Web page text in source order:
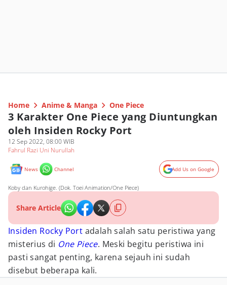
Home Anime & Manga One Piece
3 Karakter One Piece yang Diuntungkan
oleh Insiden Rocky Port
12 Sep 2022, 08:00 WIB
Fahrul Razi Uni Nurullah
News Channel Add Us on Google
Koby dan Kurohige. (Dok. Toei Animation/One Piece)
Share Article
Insiden Rocky Port adalah salah satu peristiwa yang
misterius di One Piece. Meski begitu peristiwa ini
pasti sangat penting, karena sejauh ini sudah
disebut beberapa kali.